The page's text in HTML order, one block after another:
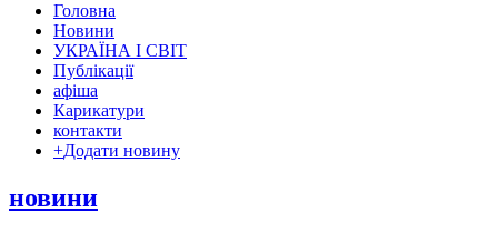
Головна
Новини
УКРАЇНА І СВІТ
Публікації
афіша
Карикатури
контакти
+Додати новину
новини